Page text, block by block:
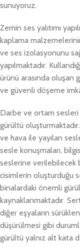
sunuyoruz.
Zemin ses yalıtımı
kaplama
ve ses izolasyonunu
yapılmaktadır.
ürünü arasında
ve güvenli döşeme
Darbe ve ortam sesleri
gürültü
ve hava ile yayılan
sesle konuşmaları,
seslerine verilebilecek
cisimlerin oluşturduğu
binalardaki önemli
kaynaklanmaktadır.
diğer eşyaların
düşürülmesi gibi
gürültü yalnız alt kata